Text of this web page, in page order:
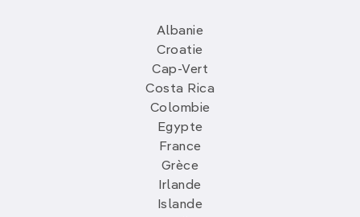
Albanie
Croatie
Cap-Vert
Costa Rica
Colombie
Egypte
France
Grèce
Irlande
Islande